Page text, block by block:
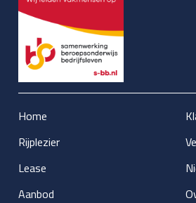
Home
Rijplezier
Lease
Aanbod